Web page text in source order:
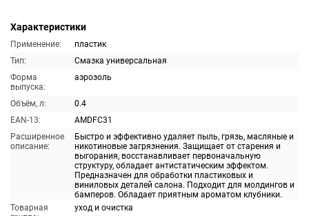
Характеристики
Применение:
пластик
Тип:
Смазка универсальная
Форма
выпуска:
аэрозоль
Объём, л:
0.4
EAN-13:
AMDFC31
Расширенное
описание:
Быстро и эффективно удаляет пыль, грязь, масляные и
никотиновые загрязнения. Защищает от старения и
выгорания, восстанавливает первоначальную
структуру, обладает антистатическим эффектом.
Предназначен для обработки пластиковых и
виниловых деталей салона. Подходит для молдингов и
бамперов. Обладает приятным ароматом клубники.
Товарная
уход и очистка